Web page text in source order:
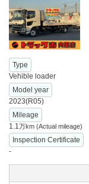
Type
Vehible loader
Model year
2023(R05)
Mileage
1.1万km (Actual mileage)
Inspection Certificate
-